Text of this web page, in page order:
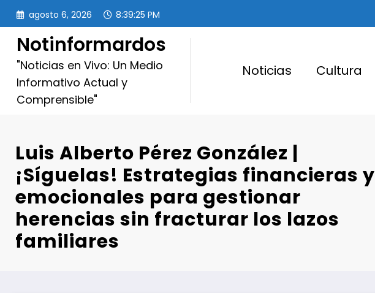
Saltar
contenido
agosto 6, 2026 8:39:26 PM
Notinformardos
"Noticias en Vivo: Un Medio
Informativo Actual y
Comprensible"
Noticias Cultura
Luis Alberto Pérez González |
¡Síguelas! Estrategias financieras y
emocionales para gestionar
herencias sin fracturar los lazos
familiares